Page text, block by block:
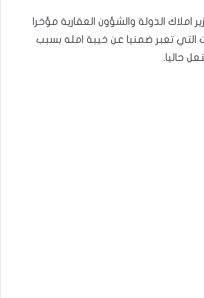
املاك الدولة والشؤون العقارية مؤخرا
التي تعبر ضمنيا عن خيبة امله بسبب
حاليا.